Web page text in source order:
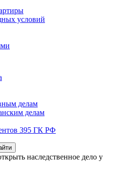
условий
делам
делам
395 ГК РФ
наследственное дело у